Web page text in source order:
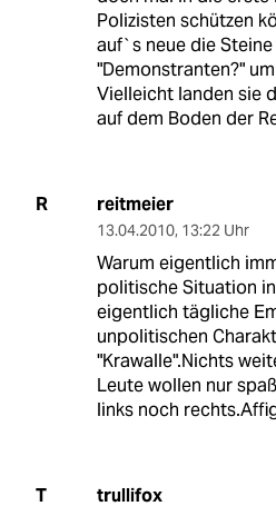
Polizisten schützen
auf`s neue die
"Demonstranten?"
Vielleicht landen sie
auf dem Boden der
R reitmeier
13.04.2010, 13:22 Uhr
Warum eigentlich
politische Situation
eigentlich tägliche
unpolitischen
"Krawalle".Nichts
Leute wollen nur
links noch
T trullifox